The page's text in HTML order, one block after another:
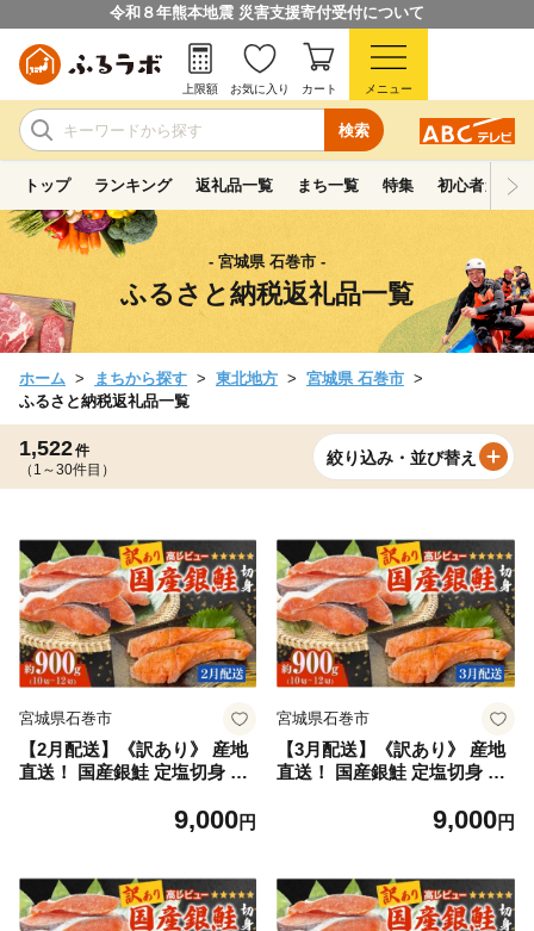
令和８年熊本地震 災害支援寄付受付について
検索
上限額 お気に入り カート メニュー
トップ ランキング 返礼品一覧 まち一覧 特集 初心者ガイド
- 宮城県 石巻市 -
ふるさと納税返礼品一覧
ホーム まちから探す 東北地方
宮城県 石巻市
ふるさと納税返礼品一覧
1,522件
（1～30件目）
絞り込み・並び替え
宮城県石巻市
【2月配送】《訳あり》 産地
直送！ 国産銀鮭 定塩切身 0.9
庭用 塩鮭 宮城県 石巻市
9,000円
宮城県石巻市
【3月配送】《訳あり》 産地
直送！ 国産銀鮭 定塩切身 0.9
庭用 塩鮭 宮城県 石巻市
9,000円